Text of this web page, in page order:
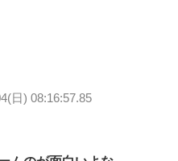
日) 08:16:57.85